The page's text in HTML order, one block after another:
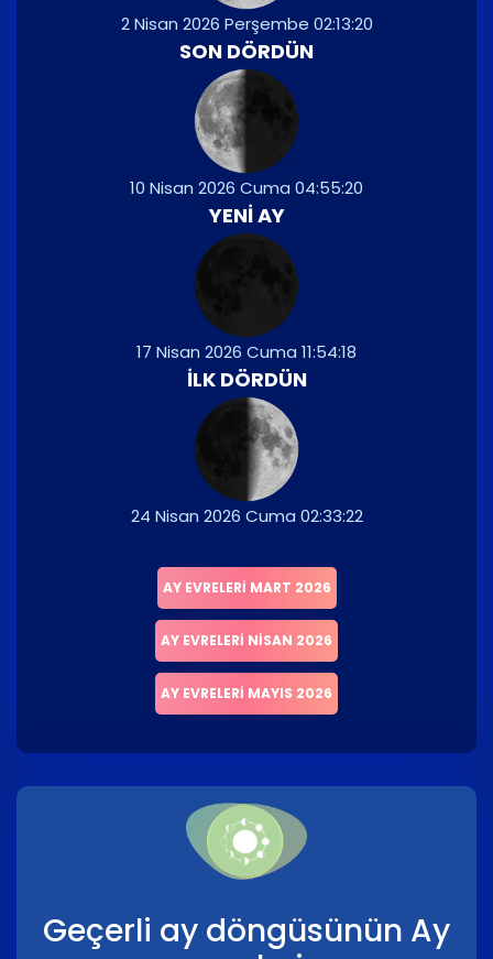
2 Nisan 2026 Perşembe 02:13:20
SON DÖRDÜN
10 Nisan 2026 Cuma 04:55:20
YENI AY
17 Nisan 2026 Cuma 11:54:18
İLK DÖRDÜN
24 Nisan 2026 Cuma 02:33:22
AY EVRELERI MART 2026
AY EVRELERI NISAN 2026
AY EVRELERI MAYIS 2026
Geçerli ay döngüsünün Ay